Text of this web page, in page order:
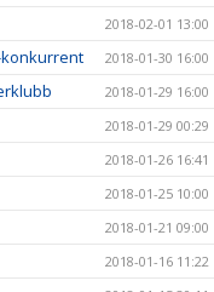
2018-02-01 13:00
konkurrent 2018-01-30 16:00
2018-01-29 16:00
2018-01-29 00:29
2018-01-26 16:41
2018-01-25 10:00
2018-01-21 09:00
2018-01-16 11:22